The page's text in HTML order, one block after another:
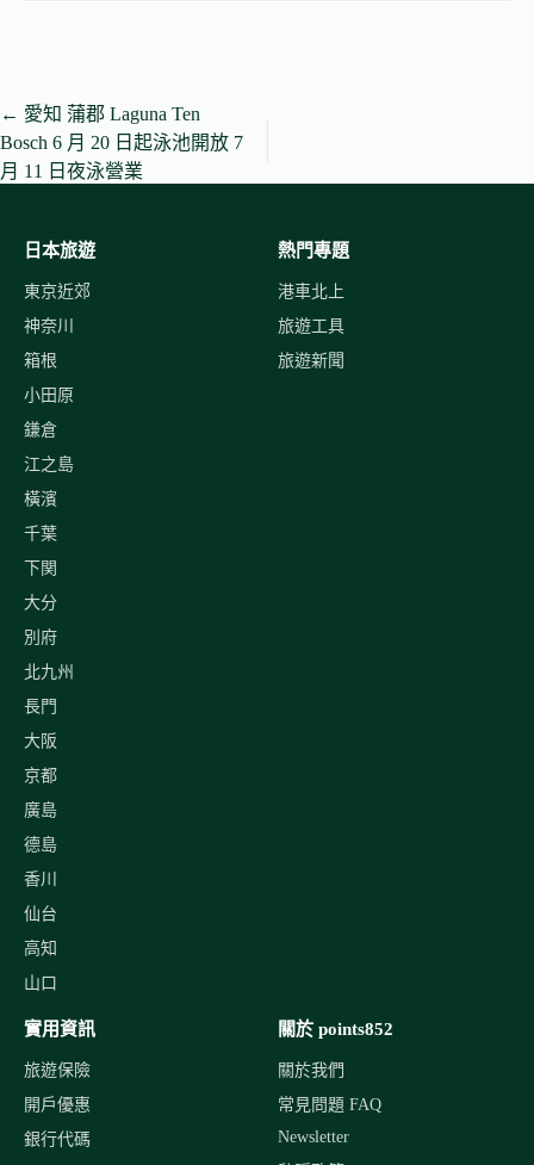
← 愛知 蒲郡 Laguna Ten
Bosch 6 月 20 日起泳池開放 7
月 11 日夜泳營業
日本旅遊
東京近郊
神奈川
箱根
小田原
鎌倉
江之島
橫濱
千葉
下関
大分
別府
北九州
長門
大阪
京都
廣島
德島
香川
仙台
高知
山口
熱門專題
港車北上
旅遊工具
旅遊新聞
實用資訊
旅遊保險
開戶優惠
銀行代碼
關於 points852
關於我們
常見問題 FAQ
Newsletter